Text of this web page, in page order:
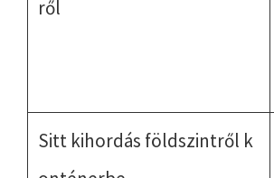
ről
Sitt kihordás földszintről k